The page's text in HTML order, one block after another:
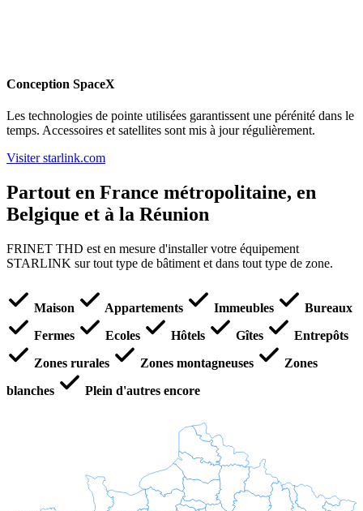
Conception SpaceX
Les technologies de pointe utilisées garantissent une pérénité dans le
temps. Accessoires et satellites sont mis à jour régulièrement.
Visiter starlink.com
Partout en France métropolitaine, en
Belgique et à la Réunion
FRINET THD est en mesure d'installer votre équipement
STARLINK sur tout type de bâtiment et dans tout type de zone.
Maison Appartements Immeubles
Bureaux
Fermes
Ecoles Hôtels Gîtes
Entrepôts
Zones rurales
Zones montagneuses
Zones
blanches
Plein d'autres encore